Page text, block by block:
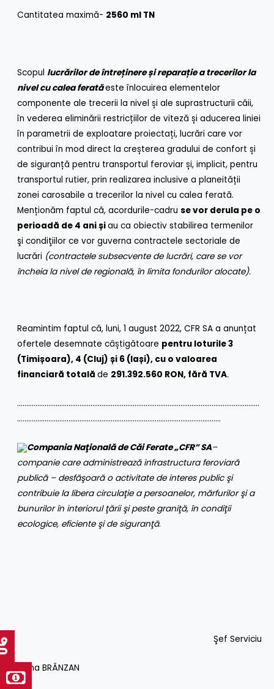
Cantitatea maximă- 2560 ml TN
Scopul lucrărilorde întreținere și reparație a trecerilor la
nivel cu calea feratăeste înlocuirea elementelor
componente ale trecerii la nivel și ale suprastructurii căii,
în vederea eliminării restricțiilor de viteză și aducerea liniei
în parametrii de exploatare proiectați, lucrări care vor
contribui în mod direct la creșterea gradului de confort și
de siguranță pentru transportul feroviar și, implicit, pentru
transportul rutier, prin realizarea inclusive a planeității
zonei carosabile a trecerilor la nivel cu calea ferată.
Menționăm faptul că, acordurile-cadruse vor derula pe o
perioadă de 4 ani șiau ca obiectiv stabilirea termenilor
şi condiţiilor ce vor guverna contractele sectoriale de
lucrări (contractele subsecvente de lucrări, care se vor
încheia la nivel de regională, în limita fondurilor alocate).
Reamintim faptul că, luni, 1 august 2022, CFR SA a anunțat
ofertele desemnate câștigătoare pentru loturile 3
(Timișoara), 4 (Cluj) și 6 (Iași), cu o valoarea
financiară totalăde 291.392.560 RON, fără TVA.
……………………………………………………………………………………………………………………
…………………………………………………………………………………………………
Compania Naţională de Căi Ferate „CFR” SA–
companie care administrează infrastructura feroviară
publică – desfăşoară o activitate de interes public şi
contribuie la libera circulaţie a persoanelor, mărfurilor şi a
bunurilor în interiorul ţării şi peste graniţă, în condiţii
ecologice, eficiente şi de siguranţă.
Şef Serviciu
Oana BRÂNZAN